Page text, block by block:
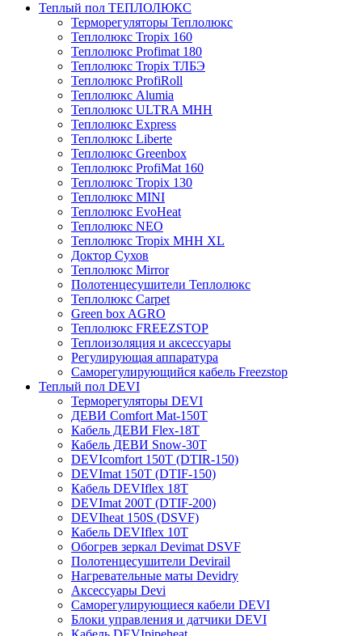
Теплый пол ТЕПЛОЛЮКС
Терморегуляторы Теплолюкс
Теплолюкс Tropix 160
Теплолюкс Profimat 180
Теплолюкс Tropix ТЛБЭ
Теплолюкс ProfiRoll
Теплолюкс Alumia
Теплолюкс ULTRA МНН
Теплолюкс Express
Теплолюкс Liberte
Теплолюкс Greenbox
Теплолюкс ProfiMat 160
Теплолюкс Tropix 130
Теплолюкс MINI
Теплолюкс EvoHeat
Теплолюкс NEO
Теплолюкс Tropix МНН XL
Доктор Сухов
Теплолюкс Mirror
Полотенцесушители Теплолюкс
Теплолюкс Carpet
Green box AGRO
Теплолюкс FREEZSTOP
Теплоизоляция и аксессуары
Регулирующая аппаратура
Cаморегулирующийся кабель Freezstop
Теплый пол DEVI
Терморегуляторы DEVI
ДЕВИ Comfort Mat-150T
Кабель ДЕВИ Flex-18T
Кабель ДЕВИ Snow-30T
DEVIcomfort 150T (DTIR-150)
DEVImat 150T (DTIF-150)
Кабель DEVIflex 18T
DEVImat 200T (DTIF-200)
DEVIheat 150S (DSVF)
Кабель DEVIflex 10T
Обогрев зеркал Devimat DSVF
Полотенцесушители Devirail
Нагревательные маты Devidry
Аксессуары Devi
Саморегулирующиеся кабели DEVI
Блоки управления и датчики DEVI